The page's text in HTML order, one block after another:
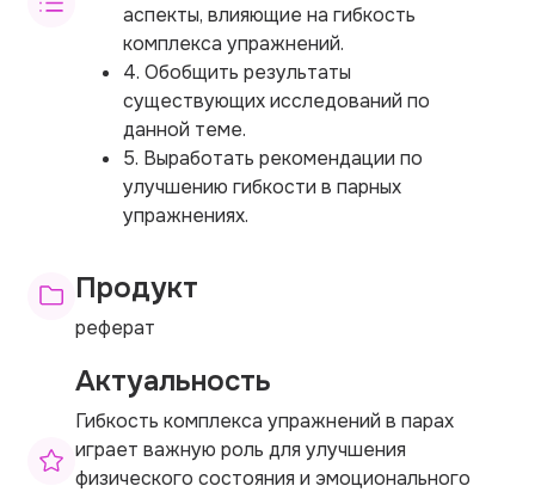
аспекты, влияющие на гибкость
комплекса упражнений.
4. Обобщить результаты
существующих исследований по
данной теме.
5. Выработать рекомендации по
улучшению гибкости в парных
упражнениях.
Продукт
реферат
Актуальность
Гибкость комплекса упражнений в парах
играет важную роль для улучшения
физического состояния и эмоционального